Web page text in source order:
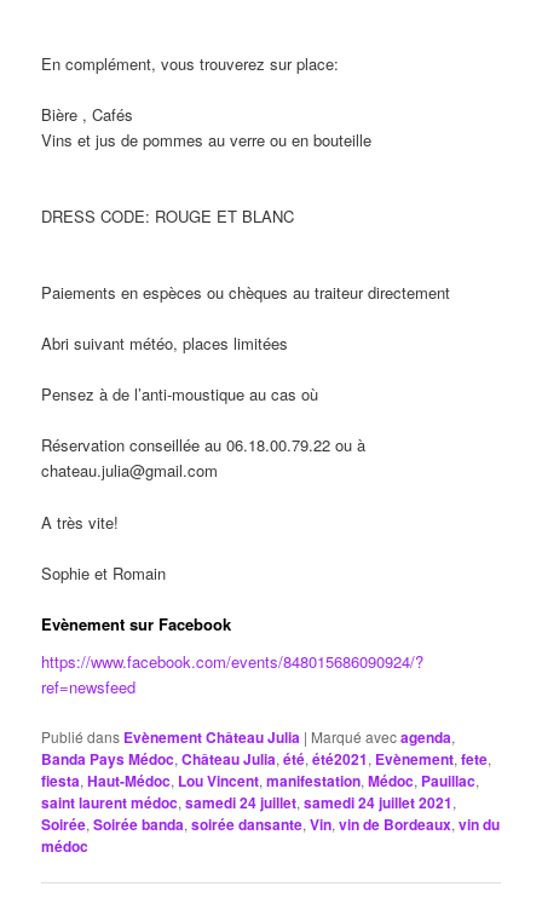
En complément, vous trouverez sur place:
Bière , Cafés
Vins et jus de pommes au verre ou en bouteille
DRESS CODE: ROUGE ET BLANC
Paiements en espèces ou chèques au traiteur directement
Abri suivant météo, places limitées
Pensez à de l’anti-moustique au cas où
Réservation conseillée au 06.18.00.79.22 ou à
chateau.julia@gmail.com
A très vite!
Sophie et Romain
Evènement sur Facebook
https://www.facebook.com/events/848015686090924/?
ref=newsfeed
Publié dans Evènement Château Julia | Marqué avecagenda,
Banda Pays Médoc,Château Julia,été,été2021, Evènement,fete,
fiesta,Haut-Médoc, Lou Vincent,manifestation,Médoc, Pauillac,
saint laurent médoc,samedi 24 juillet,samedi 24 juillet 2021,
Soirée,Soirée banda,soirée dansante,Vin,vin de Bordeaux,vin du
médoc